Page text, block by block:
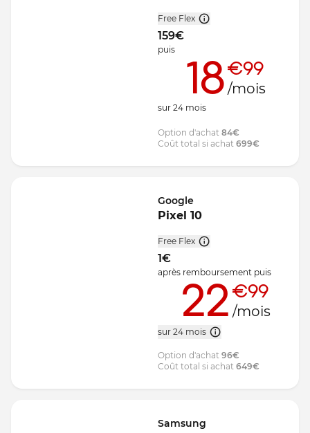
Free Flex
159€
puis
18€99
/mois
sur 24 mois
Option d'achat 84€
Coût total si achat 699€
Google
Pixel 10
Free Flex
1€
après remboursement puis
22 €99
/mois
sur 24 mois
Option d'achat 96€
Coût total si achat 649€
Samsung